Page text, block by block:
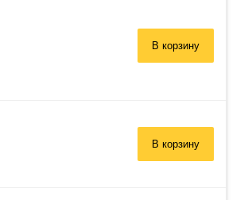
В корзину
В корзину